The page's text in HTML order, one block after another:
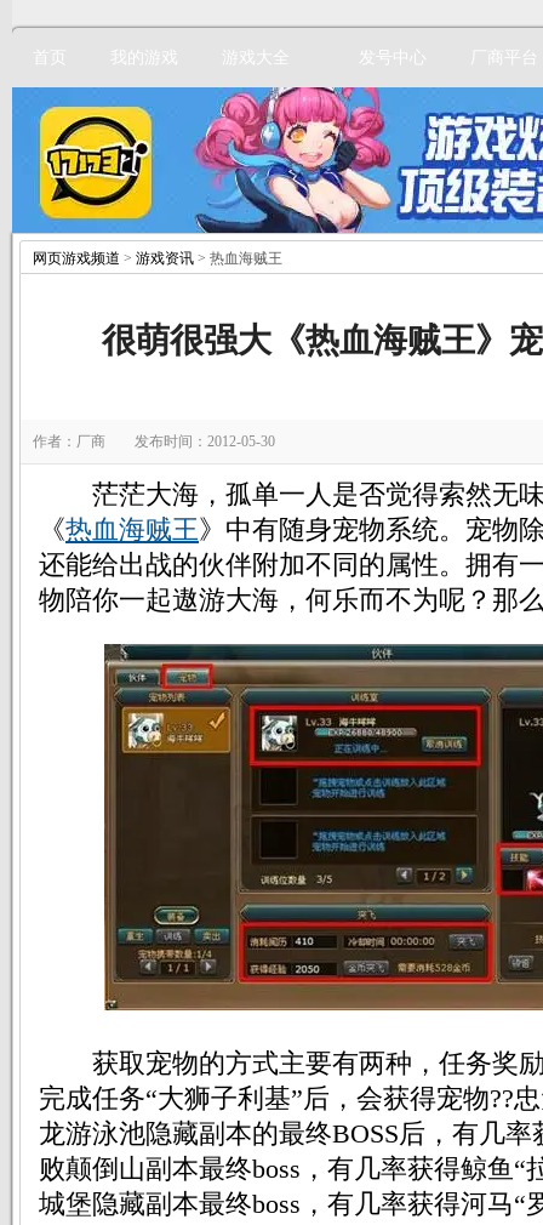
首页 我的游戏 游戏大全 发号中心 厂商平台
网页游戏频道 > 游戏资讯 > 热血海贼王
很萌很强大《热血海贼王》
作者：厂商 发布时间：2012-05-30
茫茫大海，孤单一人是否觉得索然无
《热血海贼王》中有随身宠物系统。宠物
还能给出战的伙伴附加不同的属性。拥有
物陪你一起遨游大海，何乐而不为呢？那
获取宠物的方式主要有两种，任务奖
完成任务“大狮子利基”后，会获得宠物??
龙游泳池隐藏副本的最终BOSS后，有几率
败颠倒山副本最终boss，有几率获得鲸鱼“
城堡隐藏副本最终boss，有几率获得河马“
立即注册